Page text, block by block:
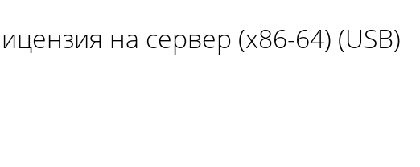
на сервер (x86-64) (USB)